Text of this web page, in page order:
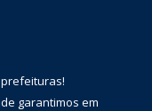
!
garantimos em